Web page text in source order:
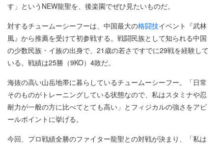
す」というNEW龍聖を、後楽園でぜひ見たいものだ。
対するチュームーシーフーは、中国最大の格闘技イベント『武林
風』から推薦を受けて初参戦する。戦闘民族として知られる中国
の少数民族・イ族の出身で、21歳の若さですでに29戦を経験して
いる。戦績は25勝（9KO）4敗だ。
海抜の高い山岳地帯に暮らしているチュームーシーフー。「日常
そのものがトレーニングしている状態なので、私はスタミナや忍
耐力が一般の方に比べてとても高い」とフィジカルの強さをアピ
ールポイントに挙げる。
今回、プロ戦績全勝のファイター龍聖との対戦が決まり、「私は